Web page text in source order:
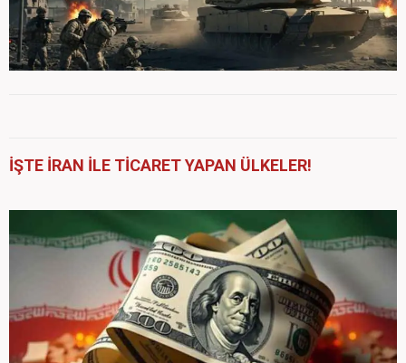
İŞTE İRAN İLE TİCARET YAPAN ÜLKELER!